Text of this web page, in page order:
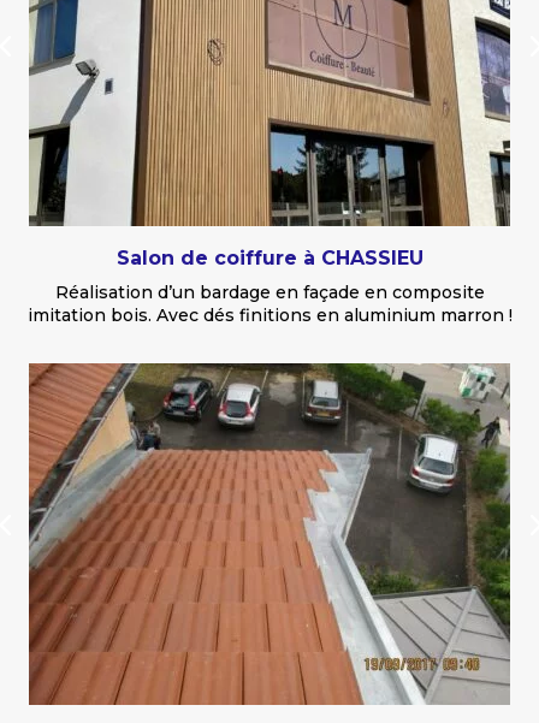
Salon de coiffure à CHASSIEU
Réalisation d’un bardage en façade en composite
imitation bois. Avec dés finitions en aluminium marron !